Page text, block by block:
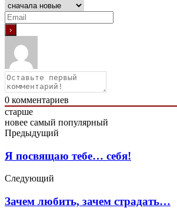
0 комментариев
старше
новее самый популярный
Предыдущий
Я посвящаю тебе… себя!
Следующий
Зачем любить, зачем страдать…